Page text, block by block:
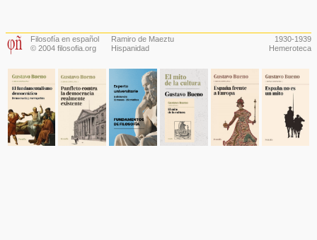
Filosofía en español
© 2004 filosofia.org
Ramiro de Maeztu
Hispanidad
1930-1939
Hemeroteca